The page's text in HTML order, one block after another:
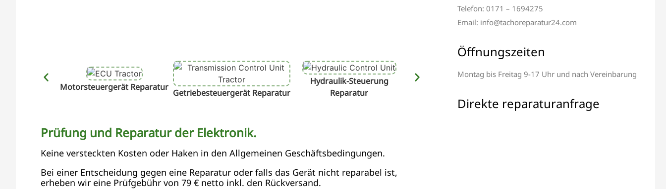
Motorsteuergerät Reparatur
Getriebesteuergerät Reparatur
Hydraulik-Steuerung
Reparatur
Reparatur
Prüfung und Reparatur der Elektronik.
Keine versteckten Kosten oder Haken in den Allgemeinen Geschäftsbedingungen.
Bei einer Entscheidung gegen eine Reparatur oder falls das Gerät nicht reparabel ist,
erheben wir eine Prüfgebühr von 79 € netto inkl. den Rückversand.
Telefon: 0171 – 1694275
Email: info@tachoreparatur24.com
Öffnungszeiten
Montag bis Freitag 9-17 Uhr und nach Vereinbarung
Direkte reparaturanfrage